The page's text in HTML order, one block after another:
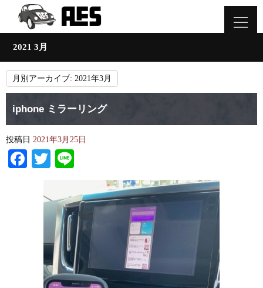
2021 3月
月別アーカイブ: 2021年3月
iphone ミラーリング
投稿日 2021年3月25日
Facebook
Twitter